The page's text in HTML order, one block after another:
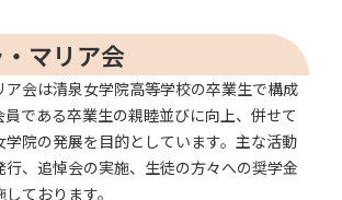
マリア会
ア会は清泉女学院高等学校の卒業生で構成
員である卒業生の親睦並びに向上、併せて
院の発展を目的としています。主な活動
行、追悼会の実施、生徒の方々への奨学金
ております。